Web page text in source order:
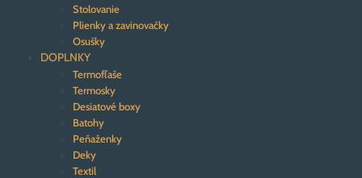
Stolovanie
Plienky a zavinovačky
Osušky
DOPLNKY
Termofľaše
Termosky
Desiatové boxy
Batohy
Peňaženky
Deky
Textil